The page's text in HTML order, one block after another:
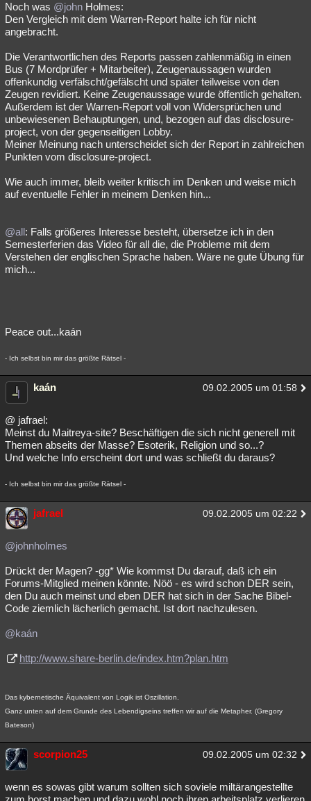
Noch was @john Holmes:
Den Vergleich mit dem Warren-Report halte ich für nicht
angebracht.
Die Verantwortlichen des Reports passen zahlenmäßig in einen
Bus (7 Mordprüfer + Mitarbeiter), Zeugenaussagen wurden
offenkundig verfälscht/gefälscht und später teilweise von den
Zeugen revidiert. Keine Zeugenaussage wurde öffentlich gehalten.
Außerdem ist der Warren-Report voll von Widersprüchen und
unbewiesenen Behauptungen, und, bezogen auf das disclosure-
project, von der gegenseitigen Lobby.
Meiner Meinung nach unterscheidet sich der Report in zahlreichen
Punkten vom disclosure-project.
Wie auch immer, bleib weiter kritisch im Denken und weise mich
auf eventuelle Fehler in meinem Denken hin...
@all: Falls größeres Interesse besteht, übersetze ich in den
Semesterferien das Video für all die, die Probleme mit dem
Verstehen der englischen Sprache haben. Wäre ne gute Übung für
mich...
Peace out...kaán
- Ich selbst bin mir das größte Rätsel -
kaán 09.02.2005 um 01:58
@ jafrael:
Meinst du Maitreya-site? Beschäftigen die sich nicht generell mit
Themen abseits der Masse? Esoterik, Religion und so...?
Und welche Info erscheint dort und was schließt du daraus?
- Ich selbst bin mir das größte Rätsel -
jafrael 09.02.2005 um 02:22
@johnholmes
Drückt der Magen? -gg* Wie kommst Du darauf, daß ich ein
Forums-Mitglied meinen könnte. Nöö - es wird schon DER sein,
den Du auch meinst und eben DER hat sich in der Sache Bibel-
Code ziemlich lächerlich gemacht. Ist dort nachzulesen.
@kaán
http://www.share-berlin.de/index.htm?plan.htm
Das kybernetische Äquivalent von Logik ist Oszillation.
Ganz unten auf dem Grunde des Lebendigseins treffen wir auf die Metapher. (Gregory
Bateson)
scorpion25 09.02.2005 um 02:32
wenn es sowas gibt warum sollten sich soviele miltärangestellte